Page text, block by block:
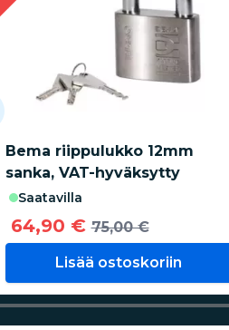
Bema riippulukko 12mm
sanka, VAT-hyväksytty
saatavilla
64,90 € 75,00 €
Lisää ostoskoriin